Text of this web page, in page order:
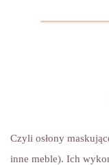
Czyli osłony
inne meble). Ich